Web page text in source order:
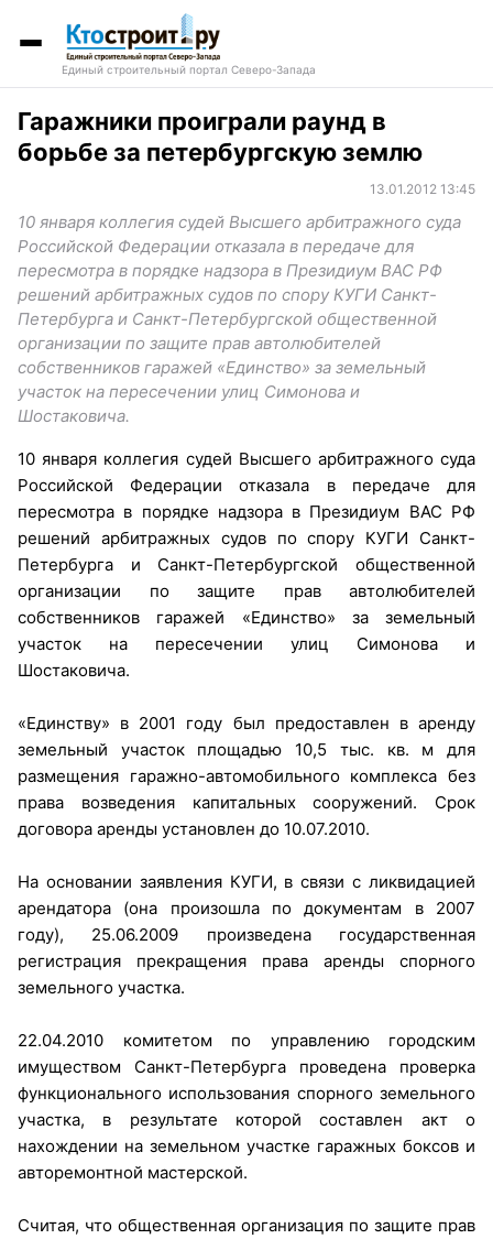
Единый строительный портал Северо-Запада
Гаражники проиграли раунд в
борьбе за петербургскую землю
13.01.2012 13:45
10 января коллегия судей Высшего арбитражного суда
Российской Федерации отказала в передаче для
пересмотра в порядке надзора в Президиум ВАС РФ
решений арбитражных судов по спору КУГИ Санкт-
Петербурга и Санкт-Петербургской общественной
организации по защите прав автолюбителей
собственников гаражей «Единство» за земельный
участок на пересечении улиц Симонова и
Шостаковича.
10 января коллегия судей Высшего арбитражного суда
Российской Федерации отказала в передаче для
пересмотра в порядке надзора в Президиум ВАС РФ
решений арбитражных судов по спору КУГИ Санкт-
Петербурга и Санкт-Петербургской общественной
организации по защите прав автолюбителей
собственников гаражей «Единство» за земельный
участок на пересечении улиц Симонова и
Шостаковича.
«Единству» в 2001 году был предоставлен в аренду
земельный участок площадью 10,5 тыс. кв. м для
размещения гаражно-автомобильного комплекса без
права возведения капитальных сооружений. Срок
договора аренды установлен до 10.07.2010.
На основании заявления КУГИ, в связи с ликвидацией
арендатора (она произошла по документам в 2007
году), 25.06.2009 произведена государственная
регистрация прекращения права аренды спорного
земельного участка.
22.04.2010 комитетом по управлению городским
имуществом Санкт-Петербурга проведена проверка
функционального использования спорного земельного
участка, в результате которой составлен акт о
нахождении на земельном участке гаражных боксов и
авторемонтной мастерской.
Считая, что общественная организация по защите прав